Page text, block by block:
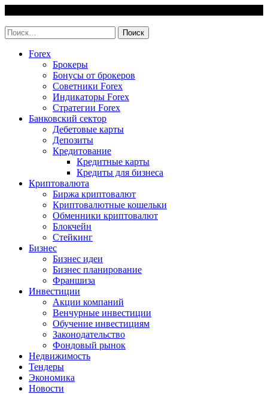
content
Найти:
Forex
Брокеры
Бонусы от брокеров
Советники Forex
Индикаторы Forex
Стратегии Forex
Банковский сектор
Дебетовые карты
Депозиты
Кредитование
Кредитные карты
Кредиты для бизнеса
Криптовалюта
Биржа криптовалют
Криптовалютные кошельки
Обменники криптовалют
Блокчейн
Стейкинг
Бизнес
Бизнес идеи
Бизнес планирование
Франшиза
Инвестиции
Акции компаний
Венчурные инвестиции
Обучение инвестициям
Законодательство
Фондовый рынок
Недвижимость
Тендеры
Экономика
Новости